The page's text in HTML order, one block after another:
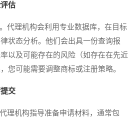
估
理机构会利用专业数据库，在目标
状态分析。他们会出具一份查询报
以及可能存在的风险（如存在在先近
您可能需要调整商标或注册策略。
交
机构指导准备申请材料，通常包